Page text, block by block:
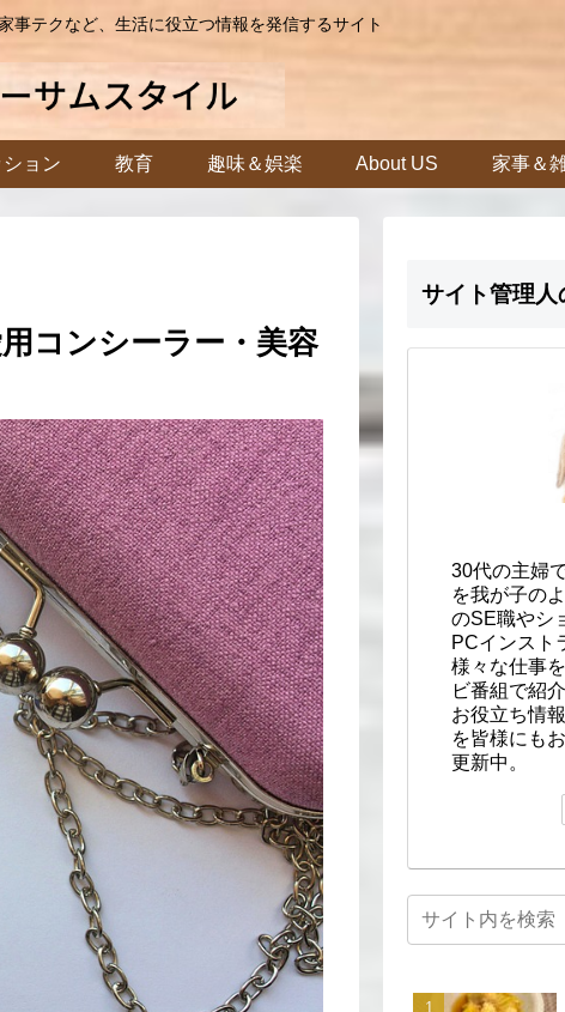
事テクなど、生活に役立つ情報を発信するサイト
ョン 教育 趣味＆娯楽 About US 家事＆
コンシーラー・美容
サイト管理人
30代の主婦
を我が子の
のSE職やシ
PCインスト
様々な仕事
ビ番組で紹
お役立ち情
を皆様にも
更新中。